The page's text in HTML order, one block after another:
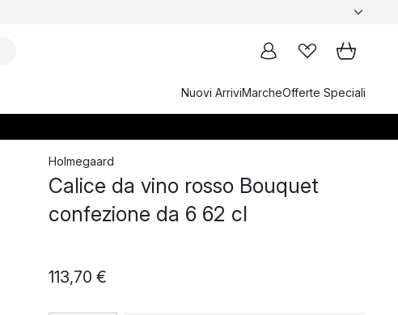
Nuovi ArriviMarcheOfferte Speciali
Holmegaard
Calice da vino rosso Bouquet
confezione da 6 62 cl
113,70 €